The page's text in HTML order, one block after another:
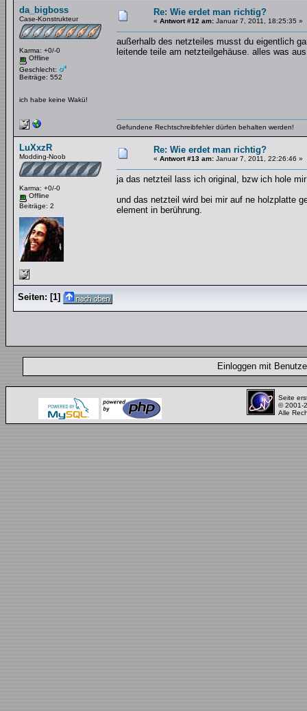
da_bigboss
Case-Konstrukteur
Karma: +0/-0
Offline
Geschlecht:
Beiträge: 552
ich habe keine Wakü!
Re: Wie erdet man richtig?
« Antwort #12 am: Januar 7, 2011, 18:25:35 »
außerhalb des netzteiles musst du eigentlich
leitende teile am netzteilgehäuse. alles was
Gefundene Rechtschreibfehler dürfen behalten werden!
LuXxzR
Modding-Noob
Karma: +0/-0
Offline
Beiträge: 2
Re: Wie erdet man richtig?
« Antwort #13 am: Januar 7, 2011, 22:26:46 »
ja das netzteil lass ich original, bzw ich hole
und das netzteil wird bei mir auf ne holzplatte
element in berührung.
Seiten: [1]
Einloggen mit
Seite
© 2001-
Alle